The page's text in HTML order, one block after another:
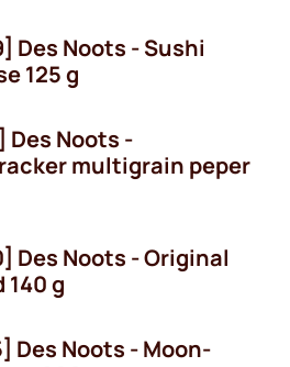
Des Noots - Sushi
125 g
Des Noots -
multigrain peper
Des Noots - Original
140 g
Des Noots - Moon-